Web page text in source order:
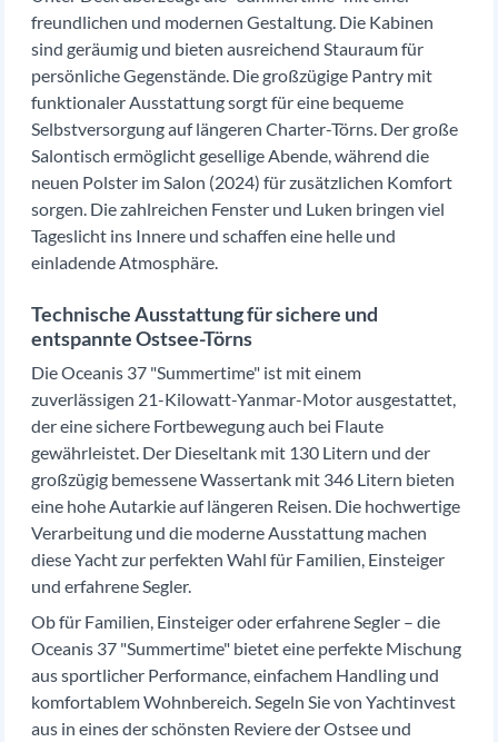
freundlichen und modernen Gestaltung. Die Kabinen
sind geräumig und bieten ausreichend Stauraum für
persönliche Gegenstände. Die großzügige Pantry mit
funktionaler Ausstattung sorgt für eine bequeme
Selbstversorgung auf längeren Charter-Törns. Der große
Salontisch ermöglicht gesellige Abende, während die
neuen Polster im Salon (2024) für zusätzlichen Komfort
sorgen. Die zahlreichen Fenster und Luken bringen viel
Tageslicht ins Innere und schaffen eine helle und
einladende Atmosphäre.
Technische Ausstattung für sichere und
entspannte Ostsee-Törns
Die Oceanis 37 "Summertime" ist mit einem
zuverlässigen 21-Kilowatt-Yanmar-Motor ausgestattet,
der eine sichere Fortbewegung auch bei Flaute
gewährleistet. Der Dieseltank mit 130 Litern und der
großzügig bemessene Wassertank mit 346 Litern bieten
eine hohe Autarkie auf längeren Reisen. Die hochwertige
Verarbeitung und die moderne Ausstattung machen
diese Yacht zur perfekten Wahl für Familien, Einsteiger
und erfahrene Segler.
Ob für Familien, Einsteiger oder erfahrene Segler – die
Oceanis 37 "Summertime" bietet eine perfekte Mischung
aus sportlicher Performance, einfachem Handling und
komfortablem Wohnbereich. Segeln Sie von Yachtinvest
aus in eines der schönsten Reviere der Ostsee und